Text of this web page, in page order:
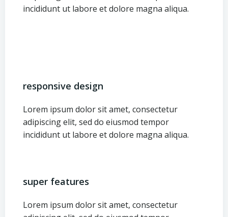
incididunt ut labore et dolore magna aliqua.
responsive design
Lorem ipsum dolor sit amet, consectetur
adipiscing elit, sed do eiusmod tempor
incididunt ut labore et dolore magna aliqua.
super features
Lorem ipsum dolor sit amet, consectetur